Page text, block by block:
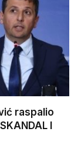
raspalio
I